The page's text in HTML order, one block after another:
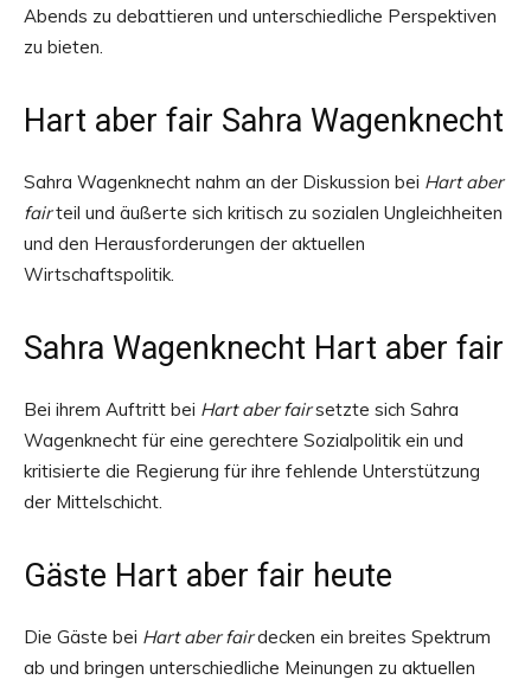
Abends zu debattieren und unterschiedliche Perspektiven
zu bieten.
Hart aber fair Sahra Wagenknecht
Sahra Wagenknecht nahm an der Diskussion bei Hart aber
fairteil und äußerte sich kritisch zu sozialen Ungleichheiten
und den Herausforderungen der aktuellen
Wirtschaftspolitik.
Sahra Wagenknecht Hart aber fair
Bei ihrem Auftritt bei Hart aber fairsetzte sich Sahra
Wagenknecht für eine gerechtere Sozialpolitik ein und
kritisierte die Regierung für ihre fehlende Unterstützung
der Mittelschicht.
Gäste Hart aber fair heute
Die Gäste bei Hart aber fairdecken ein breites Spektrum
ab und bringen unterschiedliche Meinungen zu aktuellen